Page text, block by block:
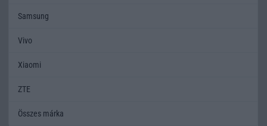
Samsung
Vivo
Xiaomi
ZTE
Összes márka